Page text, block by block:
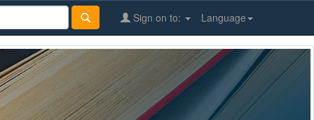
Language
Sign on to: